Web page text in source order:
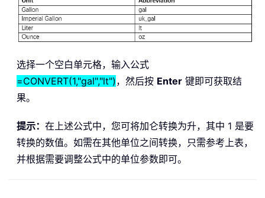
选择一个空白单元格，输入公式
=CONVERT(1,"gal","lt") ，然后按 Enter 键即可获取结
果。
提示： 在上述公式中，您可将加仑转换为升，其中 1 是要
转换的数值。如需在其他单位之间转换，只需参考上表，
并根据需要调整公式中的单位参数即可。